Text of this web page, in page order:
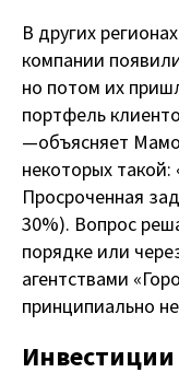
В других
компании
но потом их
портфель
— объясняет
некоторых
Просроченная
30%). Вопрос
порядке или
агентствами
принципиально
Инвестиции